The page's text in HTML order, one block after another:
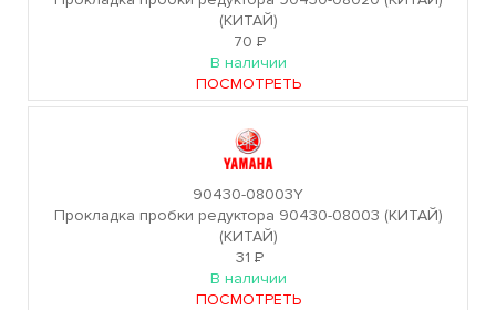
(КИТАЙ)
70 Р
В наличии
ПОСМОТРЕТЬ
90430-08003Y
Прокладка пробки редуктора 90430-08003 (КИТАЙ)
(КИТАЙ)
31 Р
В наличии
ПОСМОТРЕТЬ